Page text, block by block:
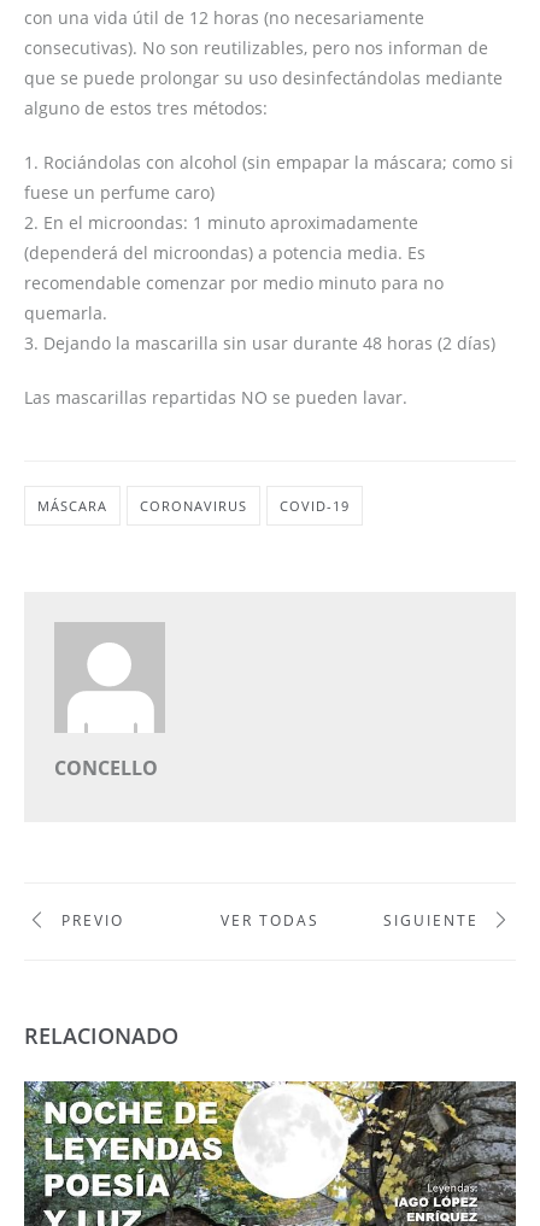
con una vida útil de 12 horas (no necesariamente
consecutivas). No son reutilizables, pero nos informan de
que se puede prolongar su uso desinfectándolas mediante
alguno de estos tres métodos:
1. Rociándolas con alcohol (sin empapar la máscara; como si
fuese un perfume caro)
2. En el microondas: 1 minuto aproximadamente
(dependerá del microondas) a potencia media. Es
recomendable comenzar por medio minuto para no
quemarla.
3. Dejando la mascarilla sin usar durante 48 horas (2 días)
Las mascarillas repartidas NO se pueden lavar.
MÁSCARA CORONAVIRUS COVID-19
CONCELLO
PREVIO VER TODAS SIGUIENTE
RELACIONADO